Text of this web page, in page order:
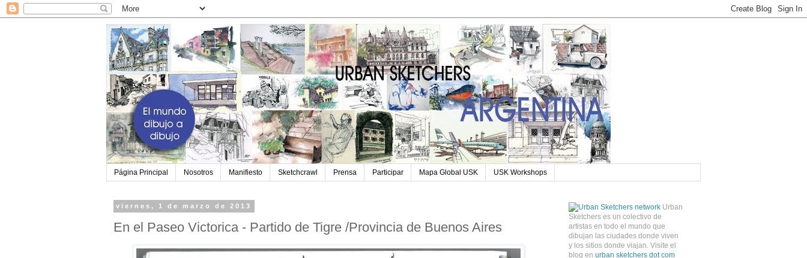
Página Principal Nosotros Manifiesto Sketchcrawl Prensa Participar Mapa Global USK USK Workshops
viernes, 1 de marzo de 2013
En el Paseo Victorica - Partido de Tigre /Provincia de Buenos Aires
Urban
Sketchers es un colectivo de
artistas en todo el mundo que
dibujan las ciudades donde viven
y los sitios donde viajan. Visite el
blog en urban sketchers dot com